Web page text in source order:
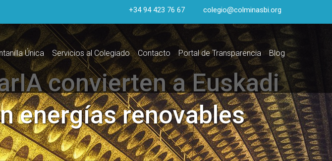
+34 94 423 76 67 colegio@colminasbi.org
Única Servicios al Colegiado Contacto Portal de Transparencia Blog
convierten a Euskadi
energías renovables